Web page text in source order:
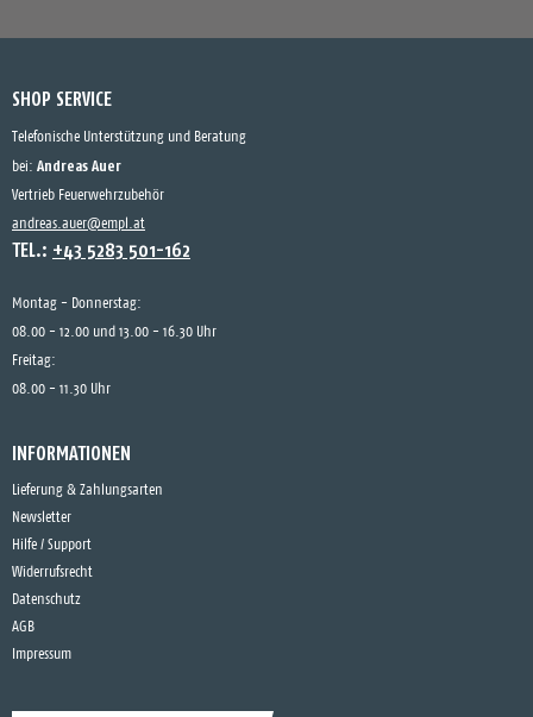
SHOP SERVICE
Telefonische Unterstützung und Beratung
bei: Andreas Auer
Vertrieb Feuerwehrzubehör
andreas.auer@empl.at
TEL.: +43 5283 501-162
Montag - Donnerstag:
08.00 - 12.00 und 13.00 - 16.30 Uhr
Freitag:
08.00 - 11.30 Uhr
INFORMATIONEN
Lieferung & Zahlungsarten
Newsletter
Hilfe / Support
Widerrufsrecht
Datenschutz
AGB
Impressum